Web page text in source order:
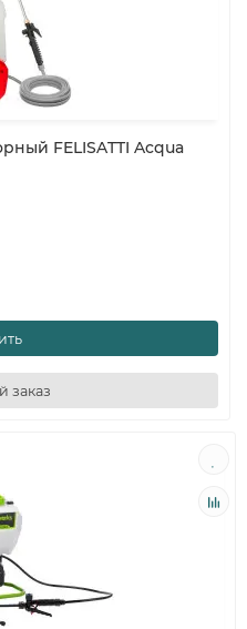
FELISATTI Acqua
заказ